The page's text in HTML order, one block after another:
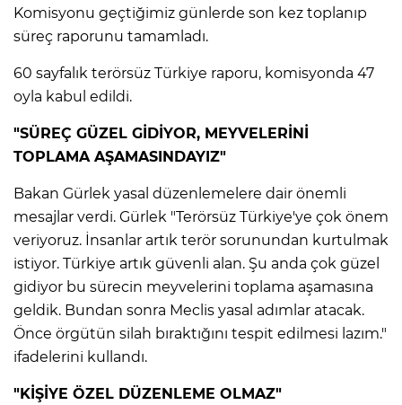
Komisyonu geçtiğimiz günlerde son kez toplanıp
süreç raporunu tamamladı.
60 sayfalık terörsüz Türkiye raporu, komisyonda 47
oyla kabul edildi.
"SÜREÇ GÜZEL GİDİYOR, MEYVELERİNİ
TOPLAMA AŞAMASINDAYIZ"
Bakan Gürlek yasal düzenlemelere dair önemli
mesajlar verdi. Gürlek "Terörsüz Türkiye'ye çok önem
veriyoruz. İnsanlar artık terör sorunundan kurtulmak
istiyor. Türkiye artık güvenli alan. Şu anda çok güzel
gidiyor bu sürecin meyvelerini toplama aşamasına
geldik. Bundan sonra Meclis yasal adımlar atacak.
Önce örgütün silah bıraktığını tespit edilmesi lazım."
ifadelerini kullandı.
"KİŞİYE ÖZEL DÜZENLEME OLMAZ"